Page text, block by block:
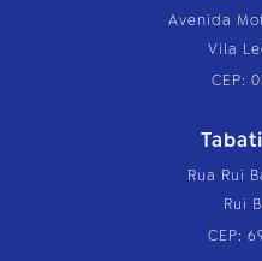
Avenida
Vila
CEP:
Rua Rui
Rui
CEP: